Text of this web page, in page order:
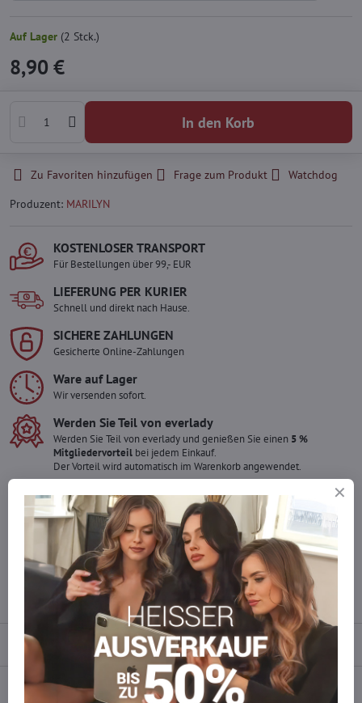
Auf Lager (2 Stck.)
8,90 €
In den Korb
Zu Favoriten hinzufügen Frage zum Produkt
Watchdog
Produzent: MARILYN
KOSTENLOSER TRANSPORT
Für Bestellungen über 99,- EUR
LIEFERUNG PER KURIER
Schnell und direkt nach Hause.
SICHERE ZAHLUNGEN
Gesicherte Online-Zahlungen
Ware auf Lager
Wir versenden sofort.
Werden Sie Teil von everlady
Werden Sie Teil von everlady und genießen Sie einen 5 %
Mitgliedervorteil bei jedem Einkauf.
Der Vorteil wird automatisch im Warenkorb angewendet.
Möchten Sie mehr bestellen ?
Zögern Sie nicht, uns zu kontaktieren, wir füllen die Ware für Sie
info​​@everlady​​.eu
Beschreibung
Bewertungen